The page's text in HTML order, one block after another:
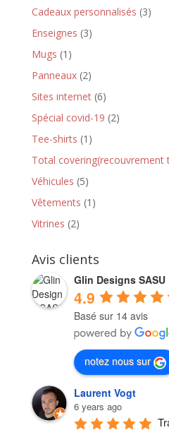
Cadeaux personnalisés (3)
Enseignes (3)
Mugs (1)
Panneaux(2)
Sites internet(6)
Spécial covid-19 (2)
Tee-shirts (1)
Total covering(recouvrement
Véhicules (5)
Vêtements (1)
Vitrines (2)
Avis clients
Glin Designs SASU
4.9
Basé sur 14 avis
notez nous sur
Laurent Vogt
6 years ago